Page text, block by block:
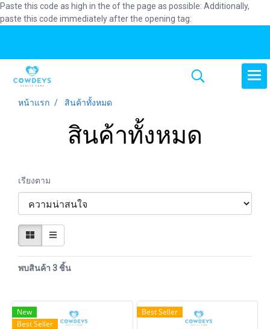
Paste this code as high in the of the page as possible: Additionally,
paste this code immediately after the opening tag:
หน้าแรก สินค้าทั้งหมด
สินค้าทั้งหมด
เรียงตาม
พบสินค้า 3 ชิ้น
New
Best Seller
Best Seller